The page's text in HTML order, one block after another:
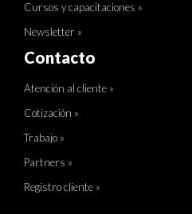
Cursos y capacitaciones »
Newsletter »
Contacto
Atención al cliente »
Cotización »
Trabajo »
Partners »
Registro cliente »